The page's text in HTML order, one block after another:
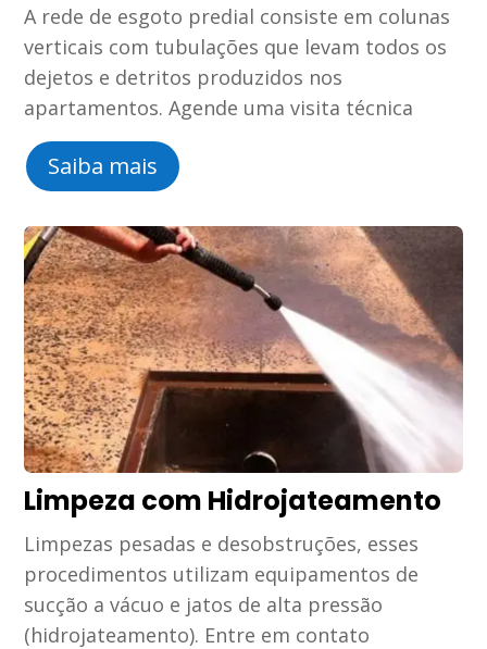
A rede de esgoto predial consiste em colunas
verticais com tubulações que levam todos os
dejetos e detritos produzidos nos
apartamentos. Agende uma visita técnica
Saiba mais
Limpeza com Hidrojateamento
Limpezas pesadas e desobstruções, esses
procedimentos utilizam equipamentos de
sucção a vácuo e jatos de alta pressão
(hidrojateamento). Entre em contato